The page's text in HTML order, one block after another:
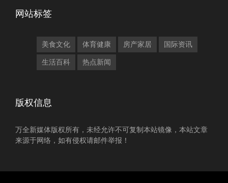
网站标签
美食文化 体育健康 房产家居 国际资讯
生活百科 热点新闻
版权信息
万全新媒体版权所有，未经允许不可复制本站镜像，本站文章
来源于网络，如有侵权请邮件举报！